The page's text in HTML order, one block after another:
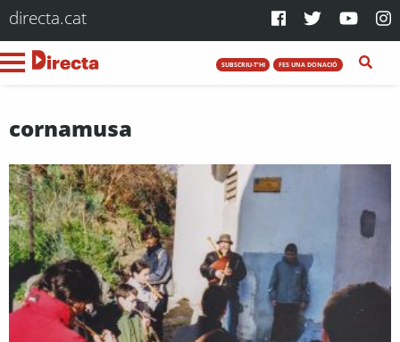
directa.cat
SUBSCRIU-T'HI FES UNA DONACIÓ
cornamusa